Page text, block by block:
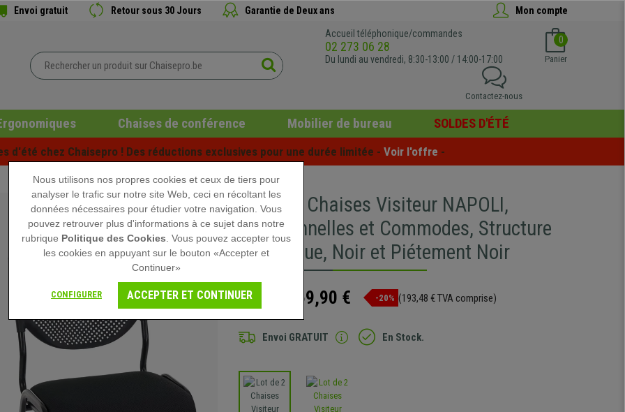
Envoi gratuit Retour sous 30 Jours Garantie de Deux ans Mon compte
Accueil téléphonique/commandes
02 273 06 28
Du lundi au vendredi, 8:30-13:00 / 14:00-17:00
0
Panier
Contactez-nous
Chaises de conférence Mobilier de bureau SOLDES D'ÉTÉ
d'été chez Chaisepro ! Des réductions exclusives pour une durée limitée - Voir l'offre -
Lot de 2 Chaises Visiteur NAPOLI,
Fonctionnelles et Commodes, Structure
Métallique, Noir et Piétement Noir
199,90 € 159,90 € -20% (193,48 € TVA comprise)
Envoi GRATUIT En Stock.
Nous utilisons nos propres cookies et ceux de tiers pour
analyser le trafic sur notre site Web, ceci en récoltant les
données nécessaires pour étudier votre navigation. Vous
pouvez retrouver plus d'informations à ce sujet dans notre
rubrique Politique des Cookies . Vous pouvez accepter tous
les cookies en appuyant sur le bouton «Accepter et
Continuer»
CONFIGURER ACCEPTER ET CONTINUER